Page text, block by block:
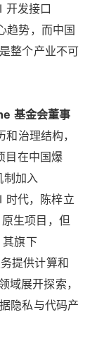
开发接口
趋势，而中国
整个产业不可
基金会董事
治理结构，
目在中国爆
加入
时代，陈梓立
生项目，但
旗下
提供计算和
展开探索，
隐私与代码产